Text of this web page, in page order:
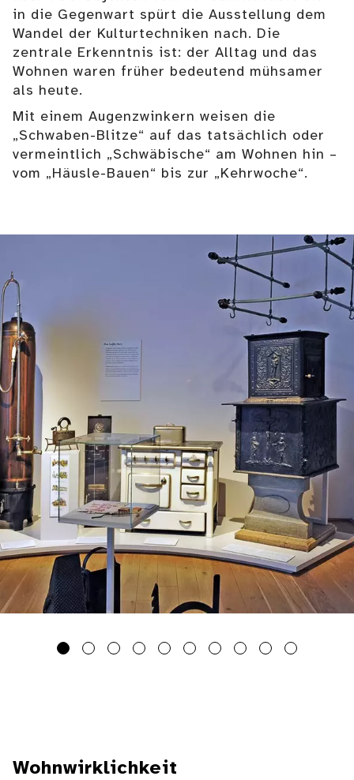
in die Gegenwart spürt die Ausstellung dem
Wandel der Kulturtechniken nach. Die
zentrale Erkenntnis ist: der Alltag und das
Wohnen waren früher bedeutend mühsamer
als heute.
Mit einem Augenzwinkern weisen die
„Schwaben-Blitze“ auf das tatsächlich oder
vermeintlich „Schwäbische“ am Wohnen hin –
vom „Häusle-Bauen“ bis zur „Kehrwoche“.
Wohnwirklichkeit